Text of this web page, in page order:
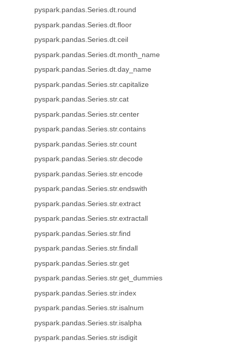
pyspark.pandas.Series.dt.round
pyspark.pandas.Series.dt.floor
pyspark.pandas.Series.dt.ceil
pyspark.pandas.Series.dt.month_name
pyspark.pandas.Series.dt.day_name
pyspark.pandas.Series.str.capitalize
pyspark.pandas.Series.str.cat
pyspark.pandas.Series.str.center
pyspark.pandas.Series.str.contains
pyspark.pandas.Series.str.count
pyspark.pandas.Series.str.decode
pyspark.pandas.Series.str.encode
pyspark.pandas.Series.str.endswith
pyspark.pandas.Series.str.extract
pyspark.pandas.Series.str.extractall
pyspark.pandas.Series.str.find
pyspark.pandas.Series.str.findall
pyspark.pandas.Series.str.get
pyspark.pandas.Series.str.get_dummies
pyspark.pandas.Series.str.index
pyspark.pandas.Series.str.isalnum
pyspark.pandas.Series.str.isalpha
pyspark.pandas.Series.str.isdigit